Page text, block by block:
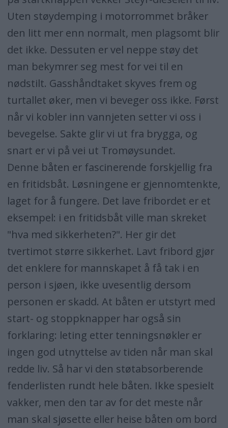
Uten støydemping i motorrommet bråker
den litt mer enn normalt, men plagsomt blir
det ikke. Dessuten er vel neppe støy det
man bekymrer seg mest for vei til en
nødstilt. Gasshåndtaket skyves frem og
turtallet øker, men vi beveger oss ikke. Først
når vi kobler inn vannjeten setter vi oss i
bevegelse. Sakte glir vi ut fra brygga, og
snart er vi på vei ut Tromøysundet.
Denne båten er fascinerende forskjellig fra
en fritidsbåt. Løsningene er gjennomtenkte,
laget for å fungere. Det lave fribordet er et
eksempel: i en fritidsbåt ville man skreket
"hva med sikkerheten?". Her gir det
tvertimot større sikkerhet. Lavt fribord gjør
det enklere for mannskapet å få tak i en
person i sjøen, ikke uvesentlig dersom
personen er skadd. At båten er utstyrt med
start- og stoppknapper har også sin
forklaring: leting etter tenningsnøkler er
ingen god utnyttelse av tiden når man skal
redde liv. Så har vi den støtabsorberende
fenderlisten rundt hele båten. Ikke spesielt
vakker, men den tar av for det meste når
man skal sjøsette eller heise båten om bord